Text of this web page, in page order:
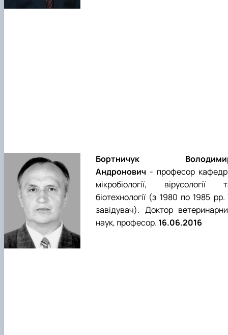
Бортничук
Андронович - професор
мікробіології, вірусології
біотехнології (з 1980 по 1985 рр.
завідувач). Доктор
наук, професор. 16.06.2016